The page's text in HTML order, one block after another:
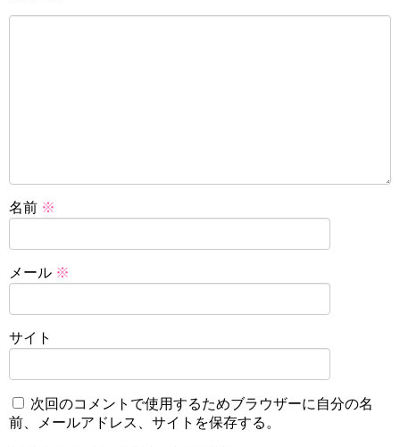
名前 ※
メール ※
サイト
次回のコメントで使用するためブラウザーに自分の名
前、メールアドレス、サイトを保存する。